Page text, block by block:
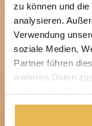
zu können und
analysieren.
Verwendung
soziale Medien,
Partner führen
weiteren Daten
gesammelt haben.